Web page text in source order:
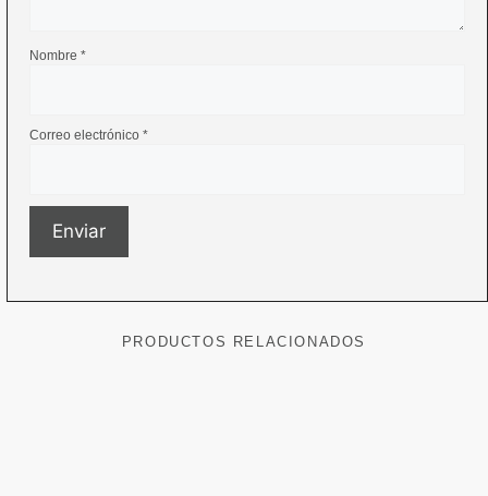
Nombre *
Correo electrónico *
PRODUCTOS RELACIONADOS